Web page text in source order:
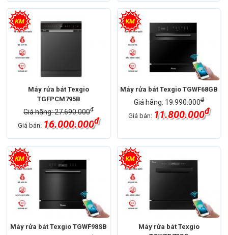
Máy rửa bát Texgio
TGFPCM795B
Giá hãng: 27.690.000đ
Giá bán: 16.000.000đ
Máy rửa bát Texgio TGWF68GB
Giá hãng: 19.990.000đ
Giá bán: 11.800.000đ
Máy rửa bát Texgio TGWF98SB
Máy rửa bát Texgio